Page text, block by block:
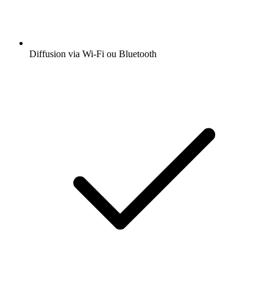
Diffusion via Wi-Fi ou Bluetooth